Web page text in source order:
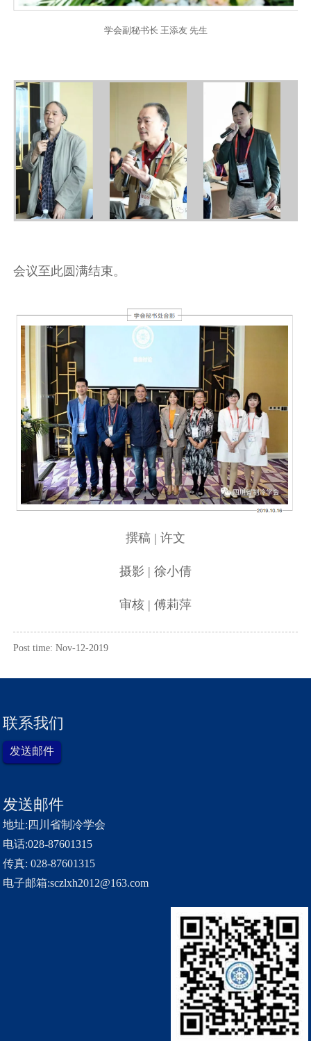
学会副秘书长 王添友 先生
会议至此圆满结束。
撰稿 | 许文
摄影 | 徐小倩
审核 | 傅莉萍
Post time: Nov-12-2019
联系我们
发送邮件
发送邮件
地址:四川省制冷学会
电话:028-87601315
传真: 028-87601315
电子邮箱:sczlxh2012@163.com